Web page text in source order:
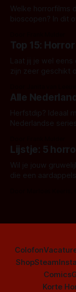
Welke horrorfilms
bioscopen? In dit
Top 15:
Laat jij je wel eens
zijn zeer geschikt
Alle
Herfstdip? Ideaal
Nederlandse series te bingen! Bij
Amsterdamned of
is niet beperkt tot
Lijstje: 5
Wil je jouw
die een
Colofon
ShopSteam
Comics
Korte